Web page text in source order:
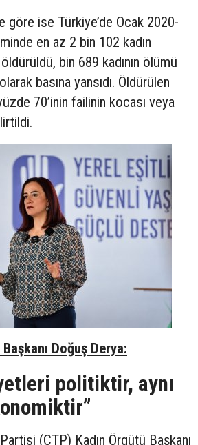
göre ise Türkiye’de Ocak 2020-
en az 2 bin 102 kadın
bin 689 kadının ölümü
basına yansıdı. Öldürülen
70’inin failinin kocası veya
Doğuş Derya:
politiktir, aynı
(CTP) Kadın Örgütü Başkanı